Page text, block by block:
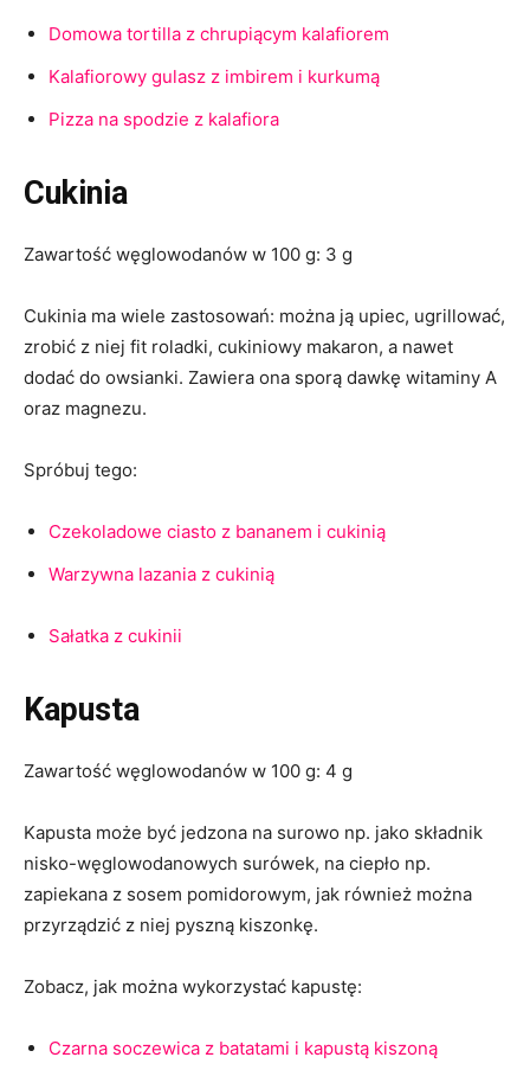
Domowa tortilla z chrupiącym kalafiorem
Kalafiorowy gulasz z imbirem i kurkumą
Pizza na spodzie z kalafiora
Cukinia
Zawartość węglowodanów w 100 g: 3 g
Cukinia ma wiele zastosowań: można ją upiec, ugrillować,
zrobić z niej fit roladki, cukiniowy makaron, a nawet
dodać do owsianki. Zawiera ona sporą dawkę witaminy A
oraz magnezu.
Spróbuj tego:
Czekoladowe ciasto z bananem i cukinią
Warzywna lazania z cukinią
Sałatka z cukinii
Kapusta
Zawartość węglowodanów w 100 g: 4 g
Kapusta może być jedzona na surowo np. jako składnik
nisko-węglowodanowych surówek, na ciepło np.
zapiekana z sosem pomidorowym, jak również można
przyrządzić z niej pyszną kiszonkę.
Zobacz, jak można wykorzystać kapustę:
Czarna soczewica z batatami i kapustą kiszoną